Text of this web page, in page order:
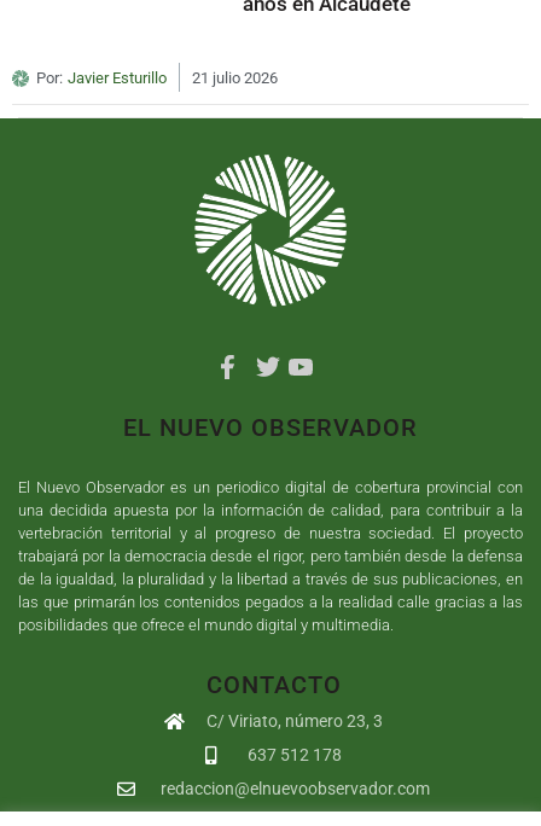
Por: Javier Esturillo 21 julio 2026
EL NUEVO OBSERVADOR
El Nuevo Observador es un periodico digital de cobertura provincial con
una decidida apuesta por la información de calidad, para contribuir a la
vertebración territorial y al progreso de nuestra sociedad. El proyecto
trabajará por la democracia desde el rigor, pero también desde la defensa
de la igualdad, la pluralidad y la libertad a través de sus publicaciones, en
las que primarán los contenidos pegados a la realidad calle gracias a las
posibilidades que ofrece el mundo digital y multimedia.
CONTACTO
C/ Viriato, número 23, 3
637 512 178
redaccion@elnuevoobservador.com